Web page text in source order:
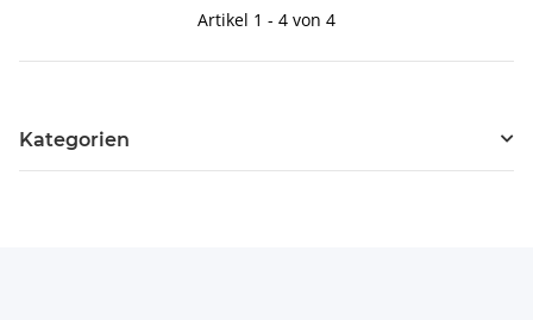
Artikel 1 - 4 von 4
Kategorien